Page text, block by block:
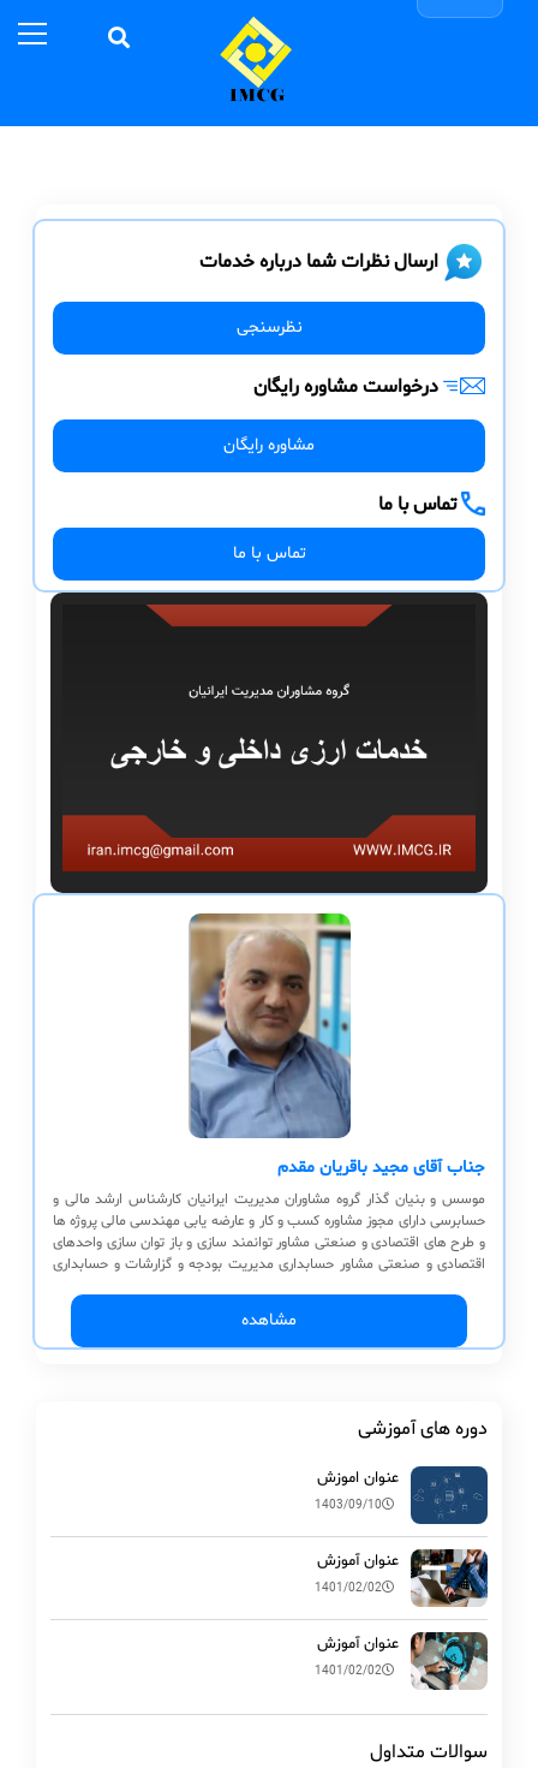
ارسال نظرات شما درباره خدمات
نظرسنجی
درخواست مشاوره رایگان
مشاوره رایگان
تماس با ما
تماس با ما
جناب آقای مجید باقریان مقدم
موسس و بنیان گذار گروه مشاوران مدیریت ایرانیان کارشناس ارشد مالی و
حسابرسی دارای مجوز مشاوره کسب و کار و عارضه یابی مهندسی مالی پروژه ها
و طرح های اقتصادی و صنعتی مشاور توانمند سازی و باز توان سازی واحدهای
اقتصادی و صنعتی مشاور حسابداری مدیریت بودجه و گزارشات و حسابداری
یابی سازمانی کنترل تولید و پروژه مشاور حسابرسی عملیاتی
مشاهده
دوره های آموزشی
عنوان اموزش
1403/09/10
عنوان آموزش
1401/02/02
عنوان آموزش
1401/02/02
سوالات متداول